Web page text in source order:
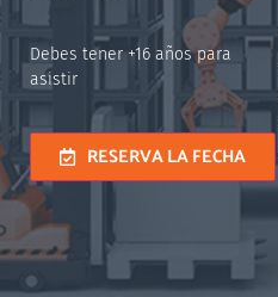
Debes tener +16 años para
asistir
RESERVA LA FECHA